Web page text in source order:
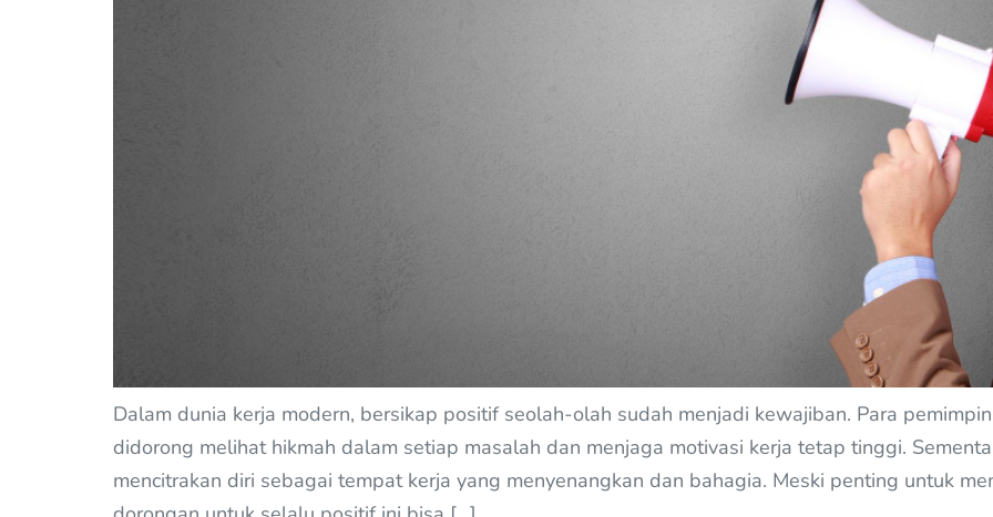
Dalam dunia kerja modern, bersikap positif seolah-olah sudah menjadi kewajiban. Para
didorong melihat hikmah dalam setiap masalah dan menjaga motivasi kerja tetap tinggi.
mencitrakan diri sebagai tempat kerja yang menyenangkan dan bahagia. Meski penting untuk